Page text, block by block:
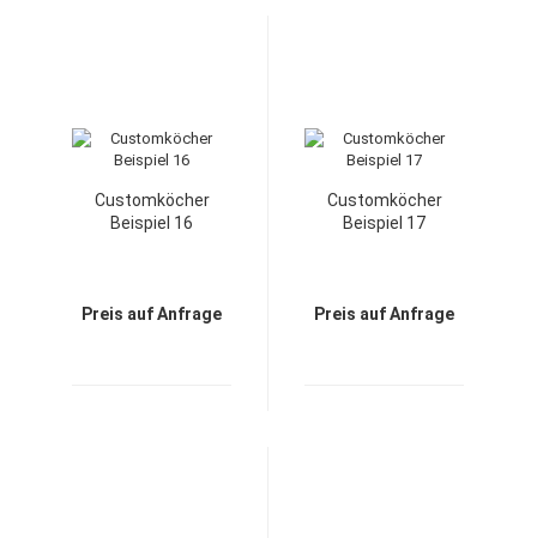
Customköcher
Beispiel 16
Preis auf Anfrage
Customköcher
Beispiel 17
Preis auf Anfrage